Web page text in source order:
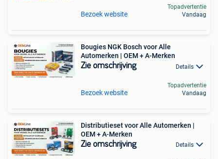
Bezoek website
Topadvertentie
Vandaag
Bougies NGK Bosch voor Alle
Automerken | OEM + A-Merken
Zie omschrijving Details
Bezoek website
Topadvertentie
Vandaag
Distributieset voor Alle Automerken |
OEM + A-Merken
Zie omschrijving Details